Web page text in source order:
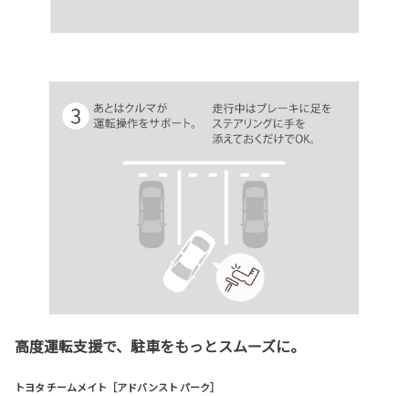
高度運転支援で、駐車をもっとスムーズに。
トヨタ チームメイト［アドバンスト パーク］